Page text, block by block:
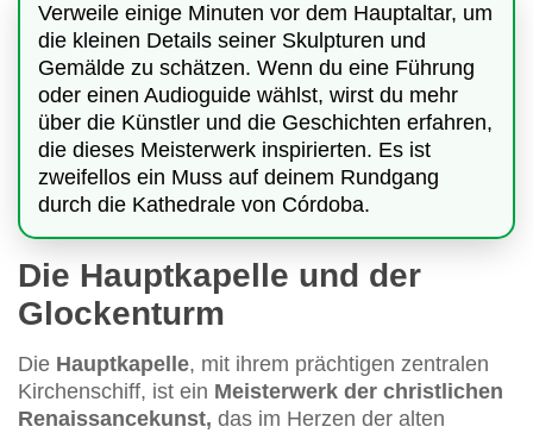
Verweile einige Minuten vor dem Hauptaltar, um
die kleinen Details seiner Skulpturen und
Gemälde zu schätzen. Wenn du eine Führung
oder einen Audioguide wählst, wirst du mehr
über die Künstler und die Geschichten erfahren,
die dieses Meisterwerk inspirierten. Es ist
zweifellos ein Muss auf deinem Rundgang
durch die Kathedrale von Córdoba.
Die Hauptkapelle und der
Glockenturm
Die Hauptkapelle, mit ihrem prächtigen zentralen
Kirchenschiff, ist ein Meisterwerk der christlichen
Renaissancekunst, das im Herzen der alten